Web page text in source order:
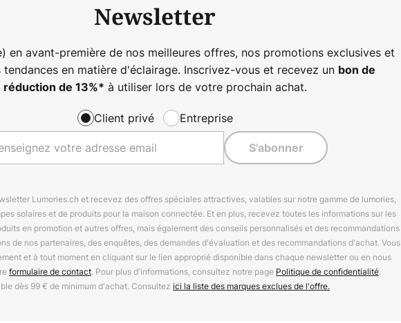
Newsletter
en avant-première de nos meilleures offres, nos promotions exclusives et
tendances en matière d'éclairage. Inscrivez-vous et recevez un bon de
réduction de 13%* à utiliser lors de votre prochain achat.
Client privé Entreprise
S'abonner
Lumories.ch et recevez des offres spéciales attractives, valables sur notre gamme de lumories,
solaires et de produits pour la maison connectée. Et en plus, recevez toutes les informations sur les
en promotion et autres offres, mais également des conseils personnalisés et des recommandations
de nos partenaires, des enquêtes, des demandes d'évaluation et des recommandations d'achat. Vous
et à tout moment en cliquant sur le lien approprié disponible dans chaque newsletter ou en nous
formulaire de contact. Pour plus d'informations, consultez notre page Politique de confidentialité.
dès 99 € de minimum d'achat. Consultez ici la liste des marques exclues de l'offre.